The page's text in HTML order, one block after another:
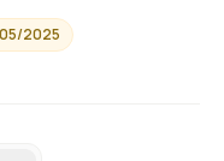
2025